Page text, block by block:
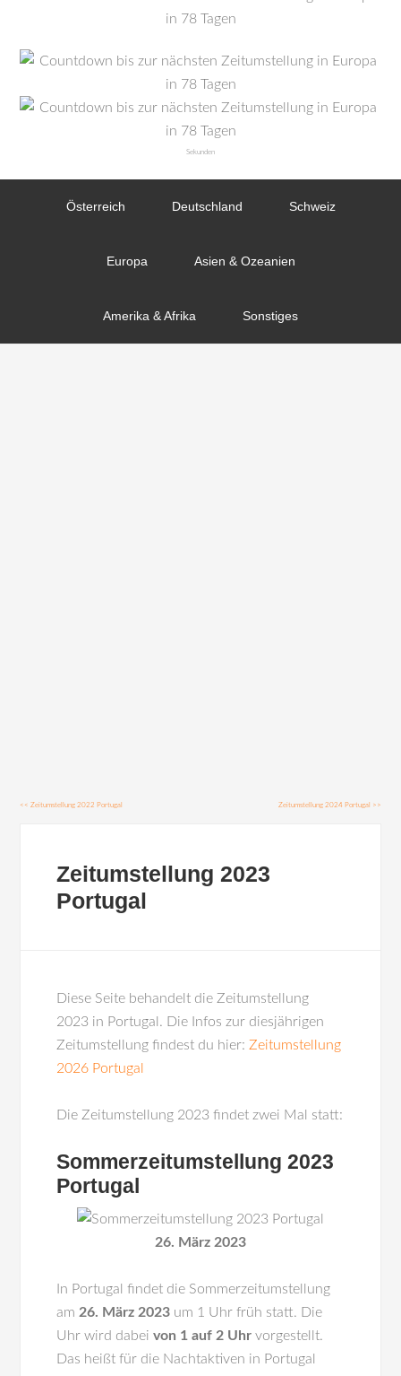
Sekunden
Österreich Deutschland Schweiz
Europa Asien & Ozeanien
Amerika & Afrika Sonstiges
<<Zeitumstellung 2022 Portugal >>
Zeitumstellung 2024 Portugal
Zeitumstellung 2023
Portugal
Diese Seite behandelt die Zeitumstellung
2023 in Portugal. Die Infos zur diesjährigen
Zeitumstellung findest du hier:Zeitumstellung
2026 Portugal
Die Zeitumstellung 2023 findet zwei Mal statt:
Sommerzeitumstellung 2023
Portugal
26. März 2023
In Portugal findet die Sommerzeitumstellung
am 26. März 2023 um 1 Uhr früh statt. Die
Uhr wird dabeivon 1 auf 2 Uhr vorgestellt.
Das heißt für die Nachtaktiven in Portugal